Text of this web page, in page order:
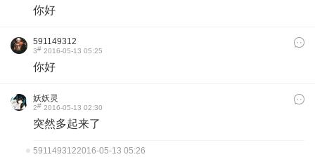
你好
591149312
3# 2016-05-13 05:25
你好
妖妖灵
2# 2016-05-13 02:30
突然多起来了
5911493122016-05-13 05:26